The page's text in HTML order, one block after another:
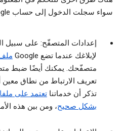
سواء سجلت الدخول إلى حساب Google أم لا، بما في ذلك:
إعدادات المتصفّح: على
لإبلاغك عندما تضع Google
متصفّحك. يمكنك أيضًا ضبط
تعريف الارتباط من نطاق
تذكر أن خدماتنا تعتمد على
بشكل صحيح، ومن بين هذه